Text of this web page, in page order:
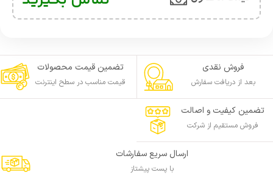
فروش نقدی
بعد از دریافت سفارش
تضمین قیمت محصولات
قیمت مناسب در سطح اینترنت
تضمین کیفیت و اصالت
فروش مستقیم از شرکت
ارسال سریع سفارشات
با پست پیشتاز